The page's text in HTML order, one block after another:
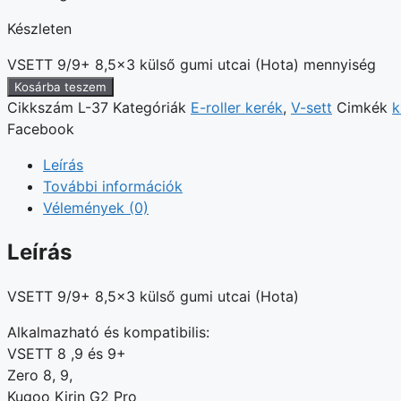
Készleten
VSETT 9/9+ 8,5x3 külső gumi utcai (Hota) mennyiség
Kosárba teszem
Cikkszám L-37 Kategóriák E-roller kerék, V-sett Cimkék
Facebook
Leírás
További információk
Vélemények (0)
Leírás
VSETT 9/9+ 8,5×3 külső gumi utcai (Hota)
Alkalmazható és kompatibilis:
VSETT 8 ,9 és 9+
Zero 8, 9,
Kugoo Kirin G2 Pro